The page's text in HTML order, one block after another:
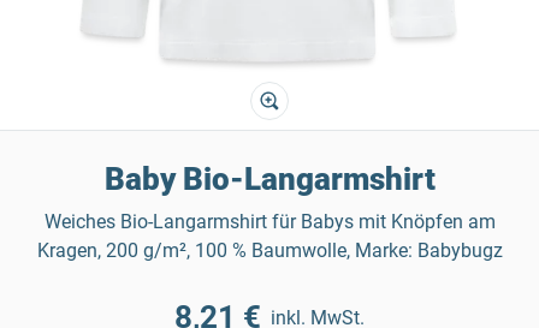
Baby Bio-Langarmshirt
Weiches Bio-Langarmshirt für Babys mit Knöpfen am
Kragen, 200 g/m², 100 % Baumwolle, Marke: Babybugz
8,21 € inkl. MwSt.